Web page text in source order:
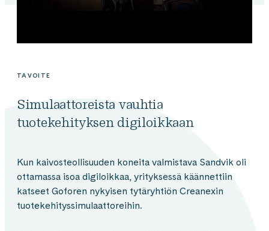
TAVOITE
Simulaattoreista vauhtia
tuotekehityksen digiloikkaan
Kun kaivosteollisuuden koneita valmistava Sandvik oli
ottamassa isoa digiloikkaa, yrityksessä käännettiin
katseet Goforen nykyisen tytäryhtiön Creanexin
tuotekehityssimulaattoreihin.